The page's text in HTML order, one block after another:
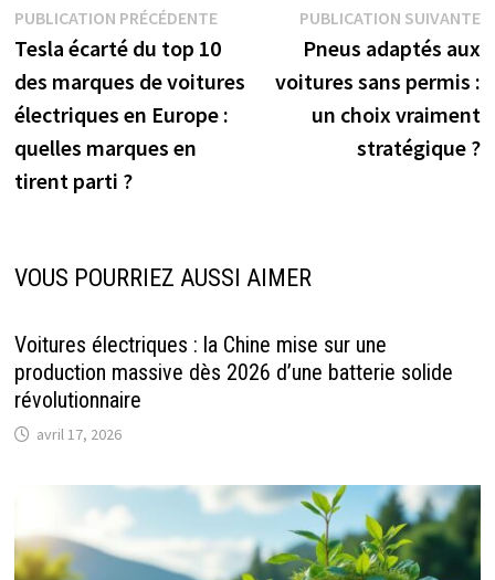
Navigation
de
l’article
PUBLICATION PRÉCÉDENTEPublication
précédente :
Tesla écarté du top 10
des marques de voitures
électriques en Europe :
quelles marques en
tirent parti ?
PUBLICATION SUIVANTE
Pneus adaptés aux
voitures sans permis :
un choix vraiment
stratégique ?
VOUS POURRIEZ AUSSI AIMER
Voitures électriques : la Chine mise sur une
production massive dès 2026 d’une batterie solide
révolutionnaire
avril 17, 2026